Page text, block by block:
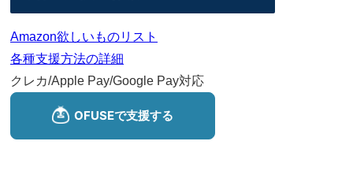
Amazon欲しいものリスト
各種支援方法の詳細
クレカ/Apple Pay/Google Pay対応